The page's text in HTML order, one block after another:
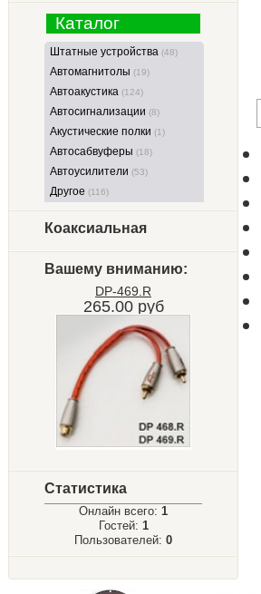
Каталог
Штатные устройства (48)
Автомагнитолы (19)
Автоакустика (124)
Автосигнализации (8)
Акустические полки (1)
Автосабвуферы (18)
Автоусилители (53)
Другое (116)
Коаксиальная
Вашему вниманию:
DP-469.R
265.00 руб
Статистика
Онлайн всего: 1
Гостей: 1
Пользователей: 0